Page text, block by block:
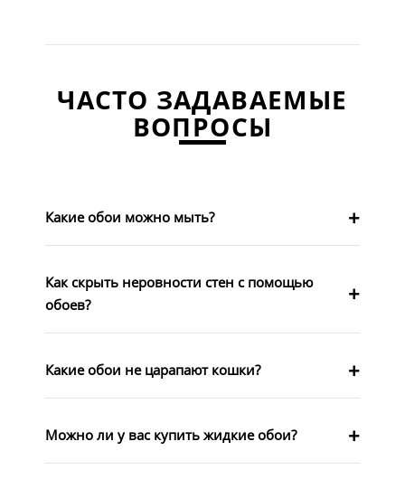
ЧАСТО ЗАДАВАЕМЫЕ
ВОПРОСЫ
Какие обои можно мыть?
Как скрыть неровности стен с помощью
обоев?
Какие обои не царапают кошки?
Можно ли у вас купить жидкие обои?